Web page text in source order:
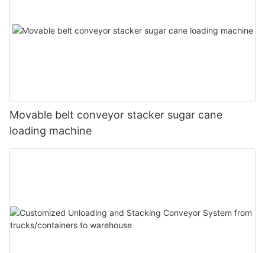
Movable belt conveyor stacker sugar cane
loading machine